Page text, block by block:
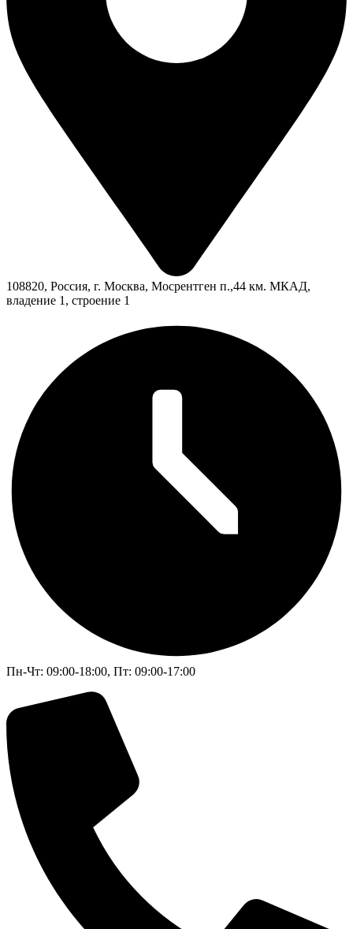
108820, Россия, г. Москва, Мосрентген п.,44 км. МКАД,
владение 1, строение 1
Пн-Чт: 09:00-18:00, Пт: 09:00-17:00